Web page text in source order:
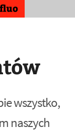
wszystko,
naszych